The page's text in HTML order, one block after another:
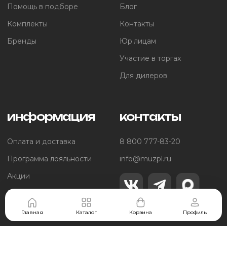
Главная Каталог Корзина Профиль
Помощь в подборе
Комплекты
Бренды
Блог
Контакты
Юр.лицам
Участие в торгах
Для дилеров
информация
Оплата и доставка
Программа лояльности
Акции
Помощь покупателям
контакты
8 800 777-83-20
info@muzpl.ru